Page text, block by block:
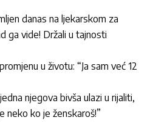
danas na ljekarskom za
ga vide! Držali u tajnosti
u životu: “Ja sam već 12
njegova bivša ulazi u rijaliti,
neko ko je ženskaroš!”